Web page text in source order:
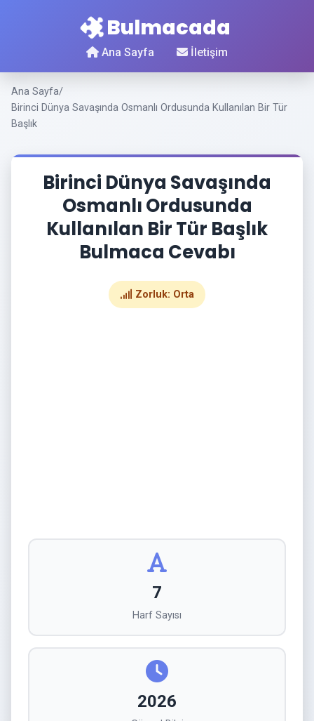
Bulmacada
Ana Sayfa İletişim
Ana Sayfa/
Birinci Dünya Savaşında Osmanlı Ordusunda Kullanılan Bir Tür
Başlık
Birinci Dünya Savaşında
Osmanlı Ordusunda
Kullanılan Bir Tür Başlık
Bulmaca Cevabı
Zorluk: Orta
7
Harf Sayısı
2026